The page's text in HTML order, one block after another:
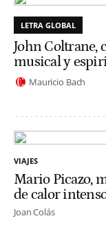
LETRA GLOBAL
John Coltrane,
musical y
Mauricio Bach
VIAJES
Mario Picazo,
de calor
Joan Colás